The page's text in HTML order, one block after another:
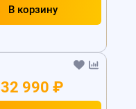
В корзину
32 990 ₽